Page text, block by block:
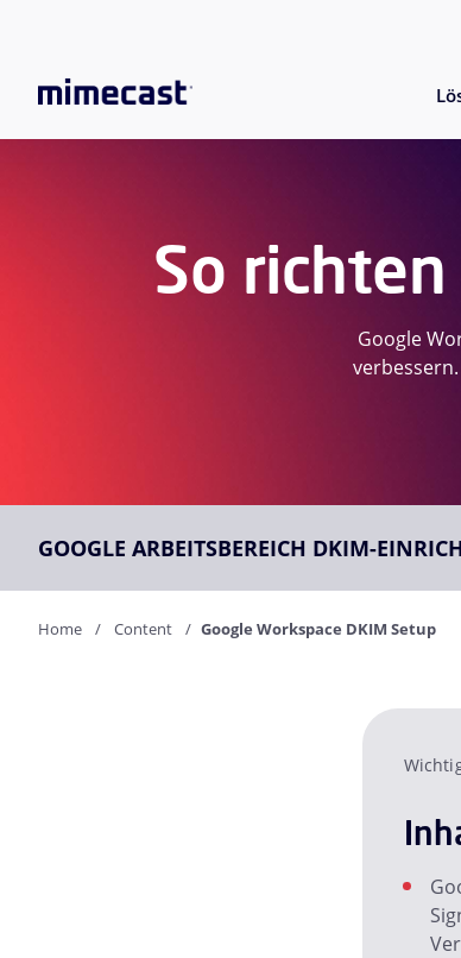
So
Google
GOOGLE ARBEITSBEREICH DKIM-
Home Content Google Workspace DKIM Setup